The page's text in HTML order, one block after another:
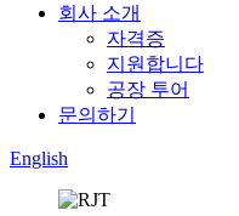
회사 소개
자격증
지원합니다
공장 투어
문의하기
English